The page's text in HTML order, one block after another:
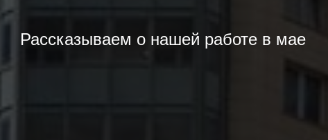
Рассказываем о нашей работе в мае